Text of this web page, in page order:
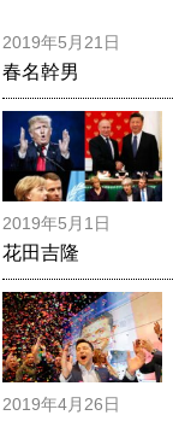
2019年5月21日
春名幹男
2019年5月1日
花田吉隆
2019年4月26日